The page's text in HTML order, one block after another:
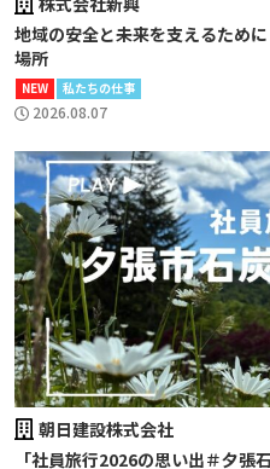
地域の安全と未来を支えるため
場所
NEW 私たちの仕事
2026.08.07
朝日建設株式会社
「社員旅行2026の思い出＃夕張